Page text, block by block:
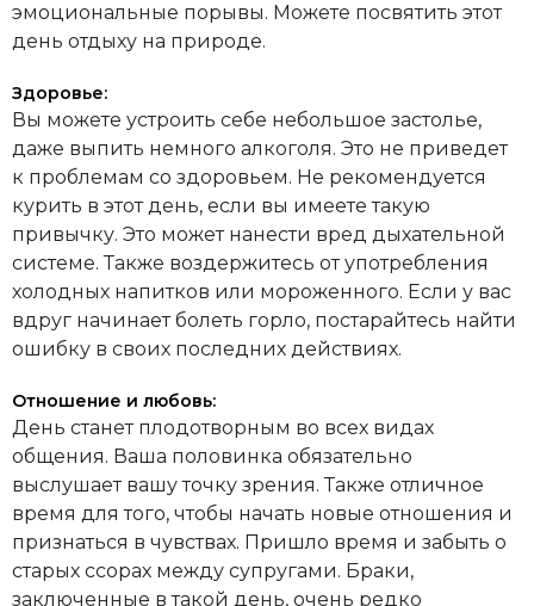
эмоциональные порывы. Можете посвятить этот
день отдыху на природе.
Здоровье:
Вы можете устроить себе небольшое застолье,
даже выпить немного алкоголя. Это не приведет
к проблемам со здоровьем. Не рекомендуется
курить в этот день, если вы имеете такую
привычку. Это может нанести вред дыхательной
системе. Также воздержитесь от употребления
холодных напитков или мороженного. Если у вас
вдруг начинает болеть горло, постарайтесь найти
ошибку в своих последних действиях.
Отношение и любовь:
День станет плодотворным во всех видах
общения. Ваша половинка обязательно
выслушает вашу точку зрения. Также отличное
время для того, чтобы начать новые отношения и
признаться в чувствах. Пришло время и забыть о
старых ссорах между супругами. Браки,
заключенные в такой день, очень редко